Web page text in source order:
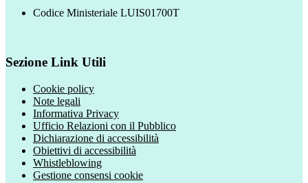
Codice Ministeriale LUIS01700T
Sezione Link Utili
Cookie policy
Note legali
Informativa Privacy
Ufficio Relazioni con il Pubblico
Dichiarazione di accessibilità
Obiettivi di accessibilità
Whistleblowing
Gestione consensi cookie